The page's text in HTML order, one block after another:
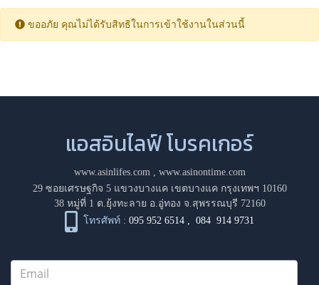
ขออภัย คุณไม่ได้รับสิทธิในการเข้าใช้งานในส่วนนี้
แอสอินไลฟ์ โบรคเกอร์
www.asinlifes.com, www.asinontime.com
29 ซอยเศรษฐกิจ 5 แขวงบางแค เขตบางแค กรุงเทพฯ 10160
38 หมู่ที่ 1 ต.ยุ้งทะลาย อ.อู่ทอง จ.สุพรรณบุรี 72160
โทรศัพท์ : 095 952 6514 ,084 914 9731